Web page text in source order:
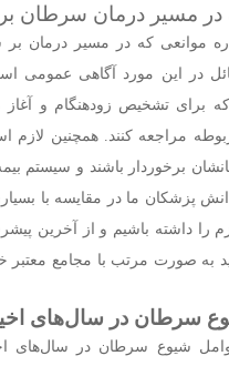
در مسیر درمان سرطان
موانعی که در مسیر درمان بر
در این مورد آگاهی عمومی
که برای تشخیص زودهنگام و
مراجعه کنند. همچنین لازم
برخوردار باشند و سیستم
پزشکان ما در مقایسه با
را داشته باشیم و از آخرین
به صورت مرتب با مجامع معتبر
سرطان در سال‌های
شیوع سرطان در سال‌های